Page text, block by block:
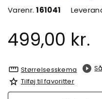
Varenr.161041
499,00 kr.
Størrelsesskema
Tilføj til favoritter